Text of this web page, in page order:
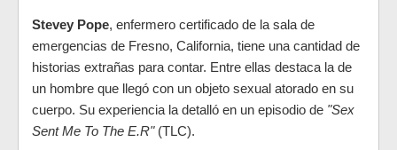
Stevey Pope, enfermero certificado de la sala de
emergencias de Fresno, California, tiene una cantidad de
historias extrañas para contar. Entre ellas destaca la de
un hombre que llegó con un objeto sexual atorado en su
cuerpo. Su experiencia la detalló en un episodio de "Sex
Sent Me To The E.R" (TLC).